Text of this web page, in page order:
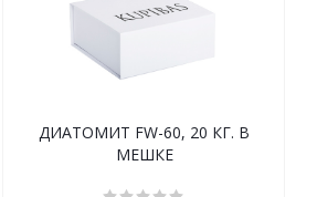
ДИАТОМИТ FW-60, 20 КГ. В
МЕШКЕ